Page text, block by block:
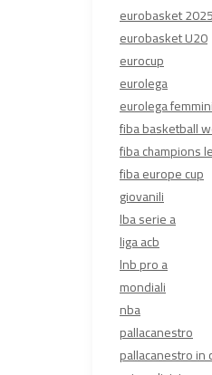
eurobasket
eurobasket U20
eurocup
eurolega
eurolega
fiba basketball
fiba champions
fiba europe cup
giovanili
lba serie a
liga acb
lnb pro a
mondiali
nba
pallacanestro
pallacanestro in